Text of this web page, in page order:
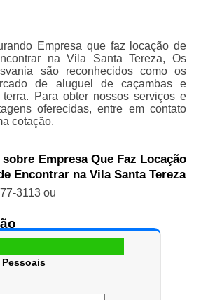
Empresa que faz locação de
na Vila Santa Tereza, Os
são reconhecidos como os
de aluguel de caçambas e
Para obter nossos serviços e
oferecidas, entre em contato
cotação.
Empresa Que Faz Locação
Encontrar na Vila Santa Tereza
3113ou